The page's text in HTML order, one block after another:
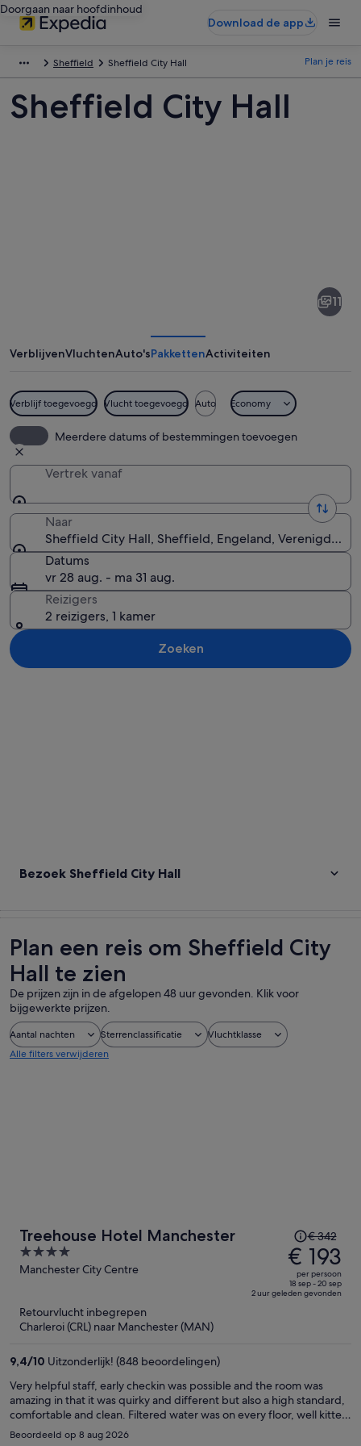
Doorgaan naar hoofdinhoud
Download de app
Sheffield Sheffield City Hall Plan je reis
Sheffield City Hall
11
VerblijvenVluchtenAuto'sPakkettenActiviteiten
Verblijf toegevoegd Vlucht toegevoegd Auto Economy
Meerdere datums of bestemmingen toevoegen
Vertrek vanaf
Naar
Sheffield City Hall, Sheffield, Engeland, Verenigd
Datums
vr 28 aug. - ma 31 aug.
Reizigers
2 reizigers, 1 kamer
Zoeken
Bezoek Sheffield City Hall
Plan een reis om Sheffield City
Hall te zien
De prijzen zijn in de afgelopen 48 uur gevonden. Klik voor
bijgewerkte prijzen.
Aantal nachten Sterrenclassificatie
Vluchtklasse
Alle filters verwijderen
Treehouse Hotel Manchester
4
out
5
Manchester City Centre
De
prijs
was
€ 342,
de
per
persoon
€ 342
€ 193
per persoon
18 sep - 20 sep
2 uur geleden gevonden
Retourvlucht inbegrepen
Charleroi (CRL) naar Manchester (MAN)
9,4/10 Uitzonderlijk! (848 beoordelingen)
Very helpful staff, early checkin was possible and the room was
amazing in that it was quirky and different but also a high standard,
comfortable and clean. Filtered water was on every floor, well kitted
out gym although we didn't get chance to use it. Breakfast was
Beoordeeld op 8 aug 2026